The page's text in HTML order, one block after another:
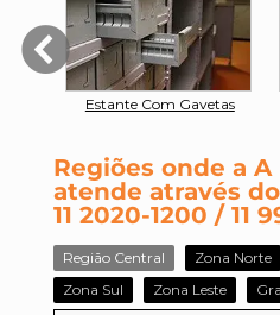
Estante Com Gavetas
Regiões onde a
atende através
11 2020-1200 / 11
Região Central Zona Norte
Zona Sul
Zona Leste